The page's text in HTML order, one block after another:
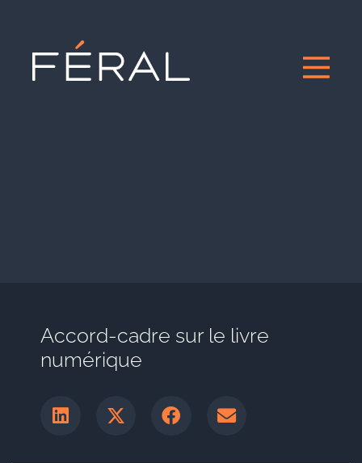
Accord-cadre sur le livre
numérique